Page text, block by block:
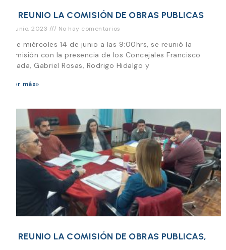
SE REUNIO LA COMISIÓN DE OBRAS PUBLICAS
14 junio, 2023 No hay comentarios
Este miércoles 14 de junio a las 9:00hrs, se reunió la
Comisión con la presencia de los Concejales Francisco
Parada, Gabriel Rosas, Rodrigo Hidalgo y
Leer más»
SE REUNIO LA COMISIÓN DE OBRAS PUBLICAS,